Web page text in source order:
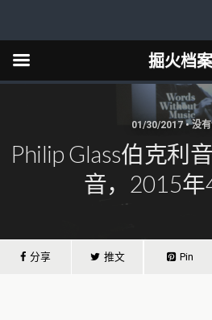
01/30/2017 • 没
Philip Glass伯克利
音，2015年
分享 推文 Pin
掘火档案